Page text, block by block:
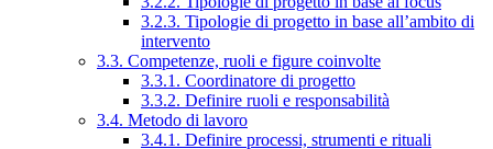
3.2.3. Tipologie di progetto in base all’ambito di
intervento
3.3. Competenze, ruoli e figure coinvolte
3.3.1. Coordinatore di progetto
3.3.2. Definire ruoli e responsabilità
3.4. Metodo di lavoro
3.4.1. Definire processi, strumenti e rituali